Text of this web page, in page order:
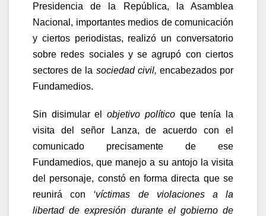
Presidencia de la República, la Asamblea
Nacional, importantes medios de comunicación
y ciertos periodistas, realizó un conversatorio
sobre redes sociales y se agrupó con ciertos
sectores de la sociedad civil, encabezados por
Fundamedios.
Sin disimular elobjetivo políticoque tenía la
visita del señor Lanza, de acuerdo con el
comunicado precisamente de ese
Fundamedios, que manejo a su antojo la visita
del personaje, constó en forma directa que se
reunirá con ‘víctimas de violaciones a la
libertad de expresión durante el gobierno de